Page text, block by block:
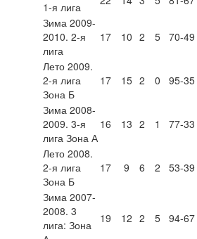
1-я лига
Зима 2009-
2010. 2-я
лига
17 10 2 5 70-49
Лето 2009.
2-я лига
Зона Б
17 15 2 0 95-35
Зима 2008-
2009. 3-я
лига Зона А
16 13 2 1 77-33
Лето 2008.
2-я лига
Зона Б
17 9 6 2 53-39
Зима 2007-
2008. 3
лига: Зона
19 12 2 5 94-67